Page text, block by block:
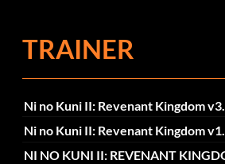
TRAINER
Ni no Kuni II: Revenant Kingdom
Ni no Kuni II: Revenant Kingdom
NI NO KUNI II: REVENANT